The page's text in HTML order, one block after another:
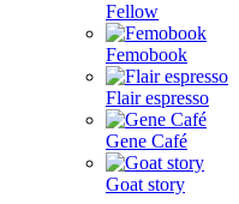
Fellow
Femobook
Flair espresso
Gene Café
Goat story